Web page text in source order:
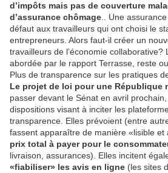
d’impôts mais pas de couverture
d’assurance chômage .. Une
défaut aux travailleurs qui ont choisi le
entrepreneurs. Alors faut-il créer un
travailleurs de l’économie collaborative?
abordée par le rapport Terrasse, reste
Plus de transparence sur les pratiques
Le projet de loi pour une République
passer devant le Sénat en avril
dispositions visant à inciter les
transparence. Elles prévoient (entre
fassent apparaître de manière «lisible et
prix total à payer pour le
livraison, assurances). Elles incitent
«fiabiliser» les avis en ligne (les sites